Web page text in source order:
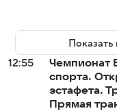
12:55
Чемпионат
спорта.
эстафета.
Прямая